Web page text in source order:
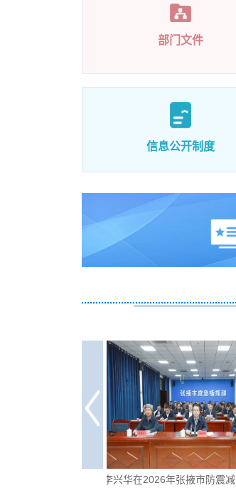
部门文件
信息公开制度
李兴华在2026年张掖市防震减灾暨抗震救灾